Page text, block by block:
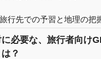
旅行先での予習と地理の把
必要な、旅行者向け
？